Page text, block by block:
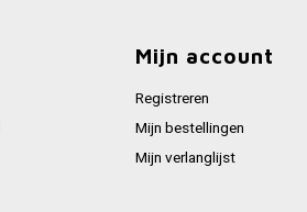
Mijn account
Registreren
Mijn bestellingen
Mijn verlanglijst